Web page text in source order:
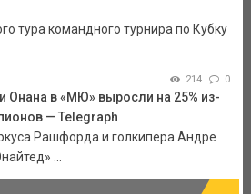
тура командного турнира по Кубку
214 0
в «МЮ» выросли на 25% из-
— Telegraph
Рашфорда и голкипера Андре
...